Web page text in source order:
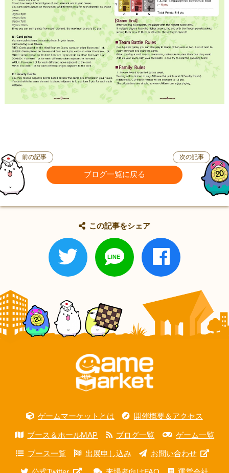
前の記事
ブログ一覧に戻る
次の記事
この記事をシェア
ゲームマーケットとは 開催概要＆アクセス
ブース＆ホールMAP ブログ一覧 ゲーム一覧
ブース一覧 出展申し込み お問い合わせ